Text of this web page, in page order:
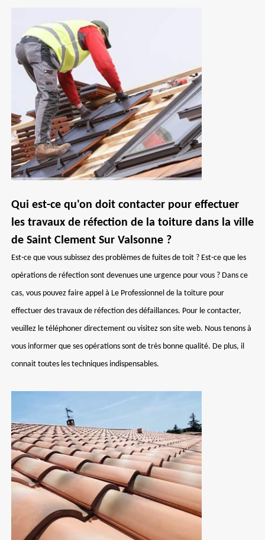
Qui est-ce qu'on doit contacter pour effectuer
les travaux de réfection de la toiture dans la ville
de Saint Clement Sur Valsonne ?
Est-ce que vous subissez des problèmes de fuites de toit ? Est-ce que les
opérations de réfection sont devenues une urgence pour vous ? Dans ce
cas, vous pouvez faire appel à Le Professionnel de la toiture pour
effectuer des travaux de réfection des défaillances. Pour le contacter,
veuillez le téléphoner directement ou visitez son site web. Nous tenons à
vous informer que ses opérations sont de très bonne qualité. De plus, il
connait toutes les techniques indispensables.